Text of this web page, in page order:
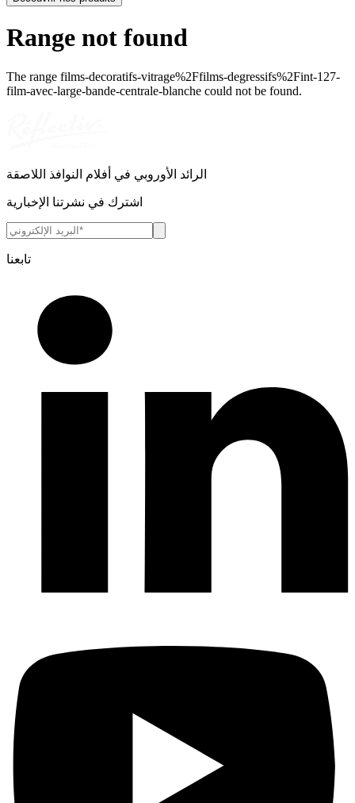
Range not found
The range films-decoratifs-vitrage%2Ffilms-degressifs%2Fint-127-
film-avec-large-bande-centrale-blanche could not be found.
الرائد الأوروبي في أفلام النوافذ اللاصقة
اشترك في نشرتنا الإخبارية
تابعنا